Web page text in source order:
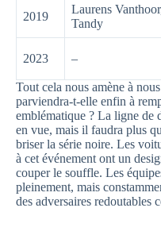
2019
Laurens
Tandy
2023 –
Tout cela nous amène à
parviendra-t-elle enfin à
emblématique ? La ligne de
en vue, mais il faudra plus
briser la série noire. Les
à cet événement ont un
couper le souffle. Les
pleinement, mais
des adversaires redoutables